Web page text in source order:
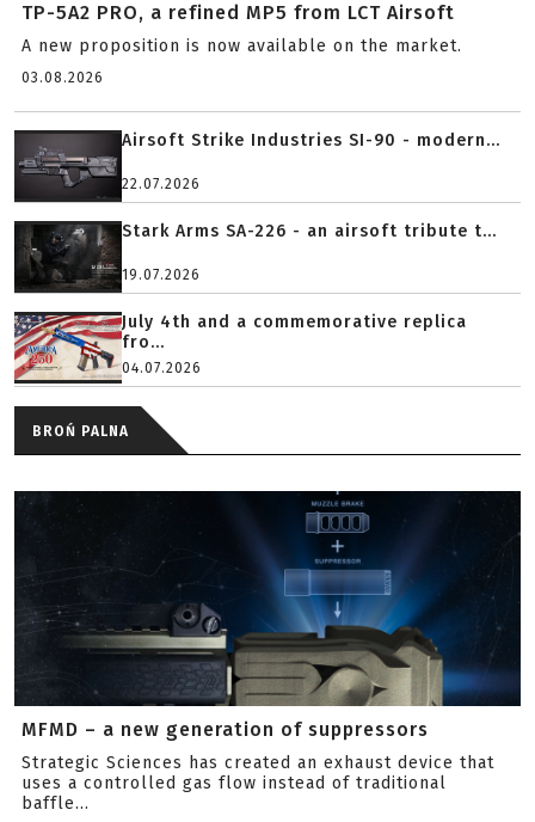
TP-5A2 PRO, a refined MP5 from LCT Airsoft
A new proposition is now available on the market.
03.08.2026
Airsoft Strike Industries SI-90 - modern...
22.07.2026
Stark Arms SA-226 - an airsoft tribute t...
19.07.2026
July 4th and a commemorative replica
fro...
04.07.2026
BROŃ PALNA
MFMD – a new generation of suppressors
Strategic Sciences has created an exhaust device that
uses a controlled gas flow instead of traditional
baffle...